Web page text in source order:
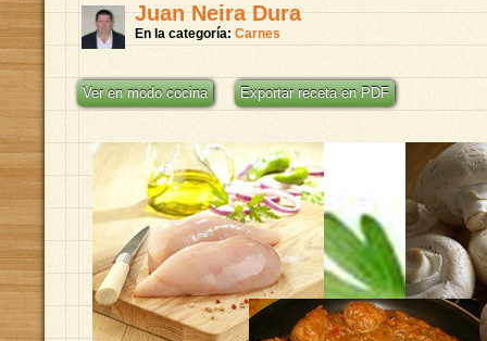
Juan Neira Dura
En la categoría: Carnes
Ver en modo cocina Exportar receta en PDF